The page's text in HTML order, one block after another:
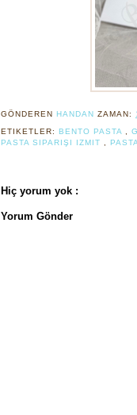
GÖNDEREN HANDAN ZAMAN:
ETIKETLER: BENTO PASTA
PASTA SIPARIŞI IZMIT
Hiç yorum yok :
Yorum Gönder